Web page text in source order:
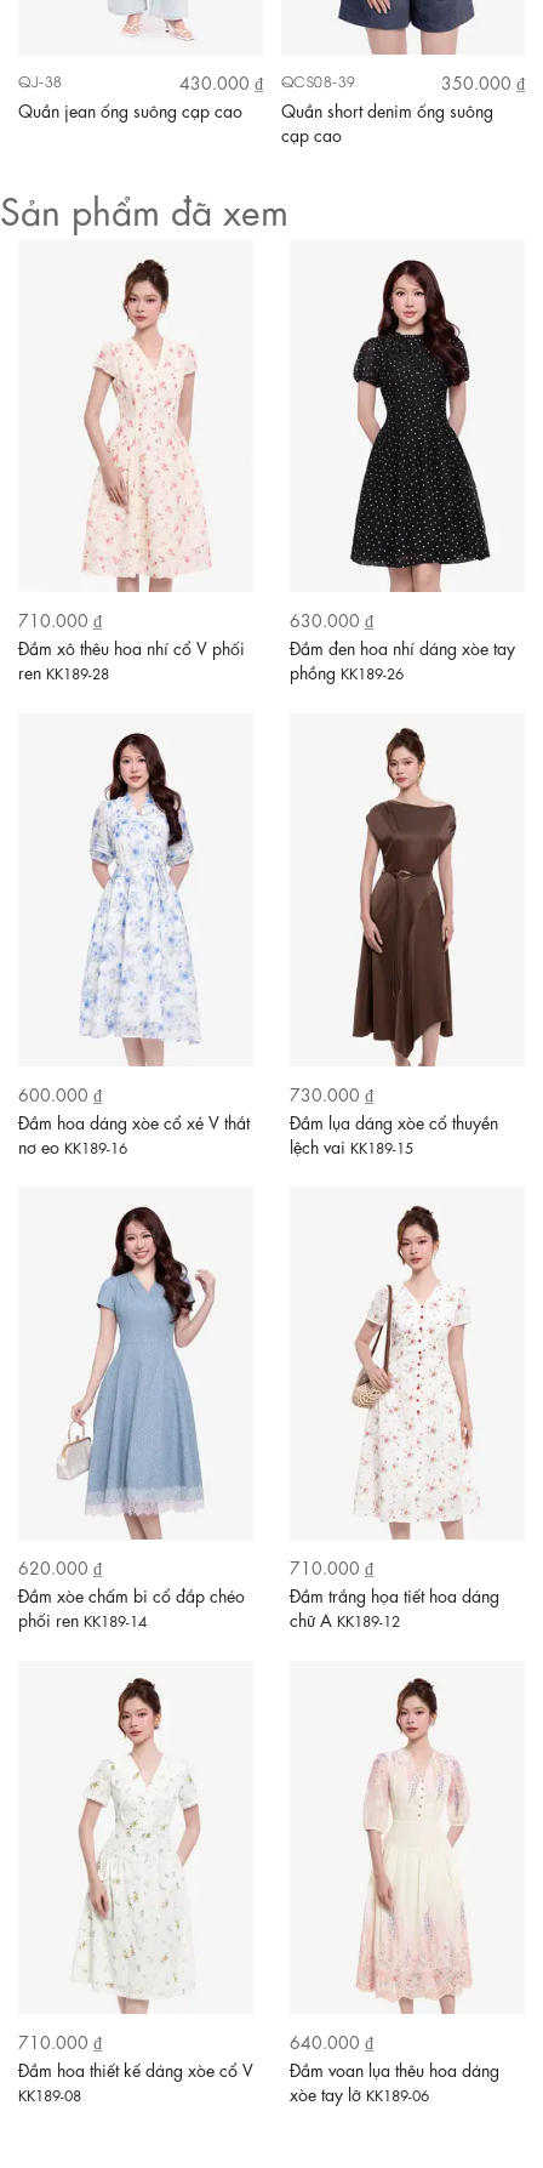
QJ-38
430.000 ₫
Quần jean ống suông cạp cao
QCS08-39
350.000 ₫
Quần short denim ống suông
cạp cao
Sản phẩm đã xem
710.000 ₫
Đầm xô thêu hoa nhí cổ V phối
ren KK189-28
630.000 ₫
Đầm đen hoa nhí dáng xòe tay
phồng KK189-26
600.000 ₫
Đầm hoa dáng xòe cổ xẻ V thắt
nơ eo KK189-16
730.000 ₫
Đầm lụa dáng xòe cổ thuyền
lệch vai KK189-15
620.000 ₫
Đầm xòe chấm bi cổ đắp chéo
phối ren KK189-14
710.000 ₫
Đầm trắng họa tiết hoa dáng
chữ A KK189-12
710.000 ₫
Đầm hoa thiết kế dáng xòe cổ V
KK189-08
640.000 ₫
Đầm voan lụa thêu hoa dáng
xòe tay lỡ KK189-06